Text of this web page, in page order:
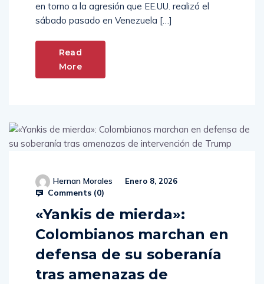
en torno a la agresión que EE.UU. realizó el
sábado pasado en Venezuela […]
Read
More
Hernan Morales Enero 8, 2026
Comments (0)
«Yankis de mierda»:
Colombianos marchan en
defensa de su soberanía
tras amenazas de